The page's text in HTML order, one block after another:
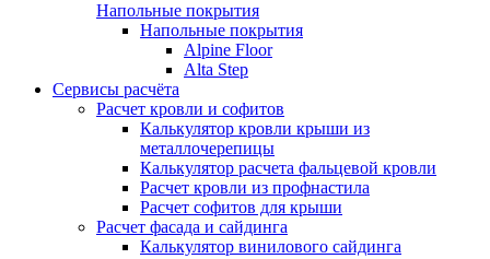
Напольные покрытия
Напольные покрытия
Alpine Floor
Alta Step
Сервисы расчёта
Расчет кровли и софитов
Калькулятор кровли крыши из
металлочерепицы
Калькулятор расчета фальцевой кровли
Расчет кровли из профнастила
Расчет софитов для крыши
Расчет фасада и сайдинга
Калькулятор винилового сайдинга